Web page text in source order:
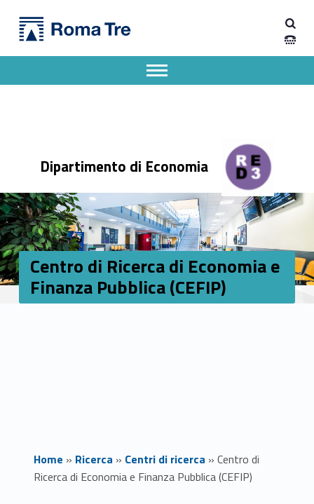
Centro di Ricerca di Economia e Finanza Pubblica (CEFIP) - Dipartimento di Economia
Dipartimento di Economia
Apri il menu secondario
Header info sidebar
Centro di Ricerca di Economia e
Finanza Pubblica (CEFIP)
Home » Ricerca » Centri di ricerca » Centro di
Ricerca di Economia e Finanza Pubblica (CEFIP)